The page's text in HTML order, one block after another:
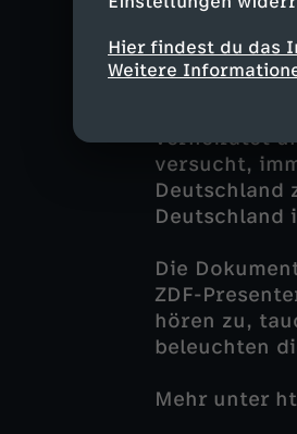
Hier findest du das
Weitere
Und wie
Robert. Er
verheiratet
versucht,
Deutschland
Deutschland
Die
ZDF-
hören zu,
beleuchten
Mehr unter